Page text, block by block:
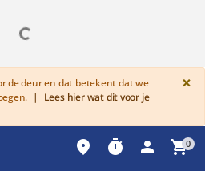
de deur en dat betekent dat we
|
Lees hier wat dit voor je
×
place timer person shopping_cart0